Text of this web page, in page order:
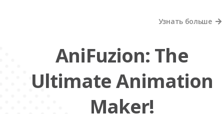
Узнать больше
AniFuzion: The
Ultimate Animation
Maker!